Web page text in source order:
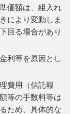
価額は、組入れ
により変動しま
回る場合があり
利等を原因とし
費用（信託報
等の手数料等は
ため、具体的な